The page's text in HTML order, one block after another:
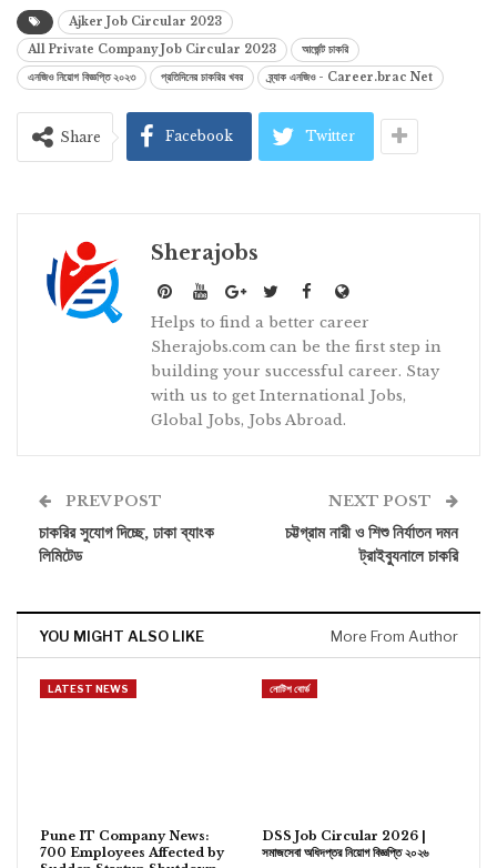
Ajker Job Circular 2023
All Private Company Job Circular 2023
আর্জেন্ট চাকরি
এনজিও নিয়োগ বিজ্ঞপ্তি ২০২৩
প্রতিদিনের চাকরির খবর ব্র্যাক এনজিও - Career.brac Net
Share Facebook Twitter
Sherajobs
Helps to find a better career
Sherajobs.com can be the first step in
building your successful career. Stay
with us to get International Jobs,
Global Jobs, Jobs Abroad.
PREV POST
চাকরির সুযোগ দিচ্ছে, ঢাকা ব্যাংক
লিমিটেড
NEXT POST
চট্টগ্রাম নারী ও শিশু নির্যাতন দমন
ট্রাইব্যুনালে চাকরি
YOU MIGHT ALSO LIKE More From Author
LATEST NEWS
Pune IT Company News:
700 Employees Affected by
নোটিশ বোর্ড
DSS Job Circular 2026 |
সমাজসেবা অধিদপ্তর নিয়োগ বিজ্ঞপ্তি ২০২৬